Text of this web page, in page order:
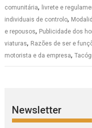
comunitária, livrete e
individuais de controlo,
e repousos, Publicidade dos
viaturas, Razões de ser e
motorista e da empresa,
Newsletter